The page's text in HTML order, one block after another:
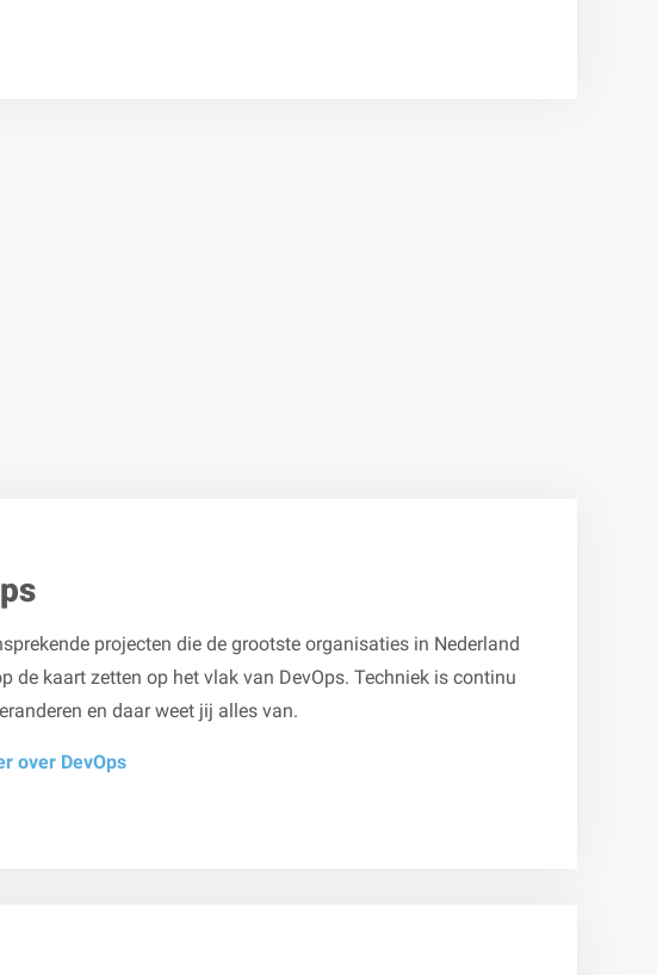
projecten die de grootste organisaties in Nederland
de kaart zetten op het vlak van DevOps. Techniek is continu
en daar weet jij alles van.
over DevOps